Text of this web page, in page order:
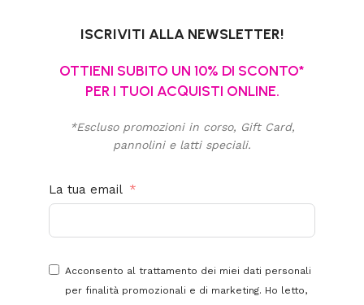
ISCRIVITI ALLA NEWSLETTER!
OTTIENI SUBITO UN 10% DI SCONTO*
PER I TUOI ACQUISTI ONLINE.
*Escluso promozioni in corso, Gift Card,
pannolini e latti speciali.
La tua email
Acconsento al trattamento dei miei dati personali
per finalità promozionali e di marketing. Ho letto,